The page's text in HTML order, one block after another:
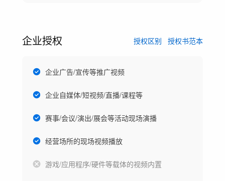
企业授权 授权区别 授权书范本
企业广告/宣传等推广视频
企业自媒体/短视频/直播/课程等
赛事/会议/演出/展会等活动现场演播
经营场所的现场视频播放
游戏/应用程序/硬件等载体的视频内置